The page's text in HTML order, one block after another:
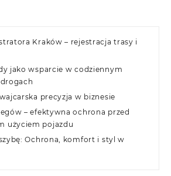
Kraków – rejestracja trasy i
jako wsparcie w codziennym
precyzja w biznesie
– efektywna ochrona przed
użyciem pojazdu
Ochrona, komfort i styl w